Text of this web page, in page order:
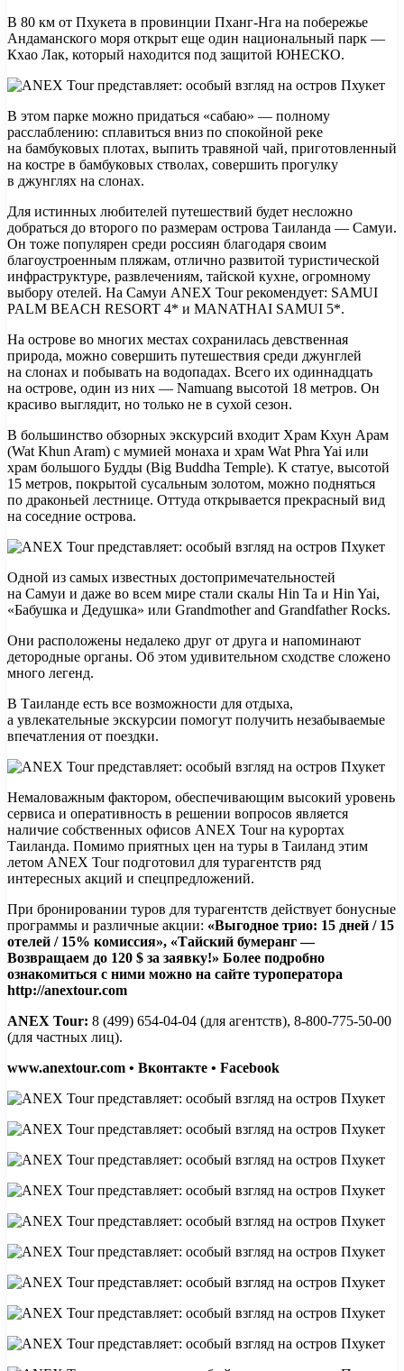
В 80 км от Пхукета в провинции Пханг-Нга на побережье
Андаманского моря открыт еще один национальный парк —
Кхао Лак, который находится под защитой ЮНЕСКО.
В этом парке можно придаться «сабаю» — полному
расслаблению: сплавиться вниз по спокойной реке
на бамбуковых плотах, выпить травяной чай, приготовленный
на костре в бамбуковых стволах, совершить прогулку
в джунглях на слонах.
Для истинных любителей путешествий будет несложно
добраться до второго по размерам острова Таиланда — Самуи.
Он тоже популярен среди россиян благодаря своим
благоустроенным пляжам, отлично развитой туристической
инфраструктуре, развлечениям, тайской кухне, огромному
выбору отелей. На Самуи ANEX Tour рекомендует: SAMUI
PALM BEACH RESORT 4* и MANATHAI SAMUI 5*.
На острове во многих местах сохранилась девственная
природа, можно совершить путешествия среди джунглей
на слонах и побывать на водопадах. Всего их одиннадцать
на острове, один из них — Namuang высотой 18 метров. Он
красиво выглядит, но только не в сухой сезон.
В большинство обзорных экскурсий входит Храм Кхун Арам
(Wat Khun Aram) с мумией монаха и храм Wat Phra Yai или
храм большого Будды (Big Buddha Temple). К статуе, высотой
15 метров, покрытой сусальным золотом, можно подняться
по драконьей лестнице. Оттуда открывается прекрасный вид
на соседние острова.
Одной из самых известных достопримечательностей
на Самуи и даже во всем мире стали скалы Hin Ta и Hin Yai,
«Бабушка и Дедушка» или Grandmother and Grandfather Rocks.
Они расположены недалеко друг от друга и напоминают
детородные органы. Об этом удивительном сходстве сложено
много легенд.
В Таиланде есть все возможности для отдыха,
а увлекательные экскурсии помогут получить незабываемые
впечатления от поездки.
Немаловажным фактором, обеспечивающим высокий уровень
сервиса и оперативность в решении вопросов является
наличие собственных офисов ANEX Tour на курортах
Таиланда. Помимо приятных цен на туры в Таиланд этим
летом ANEX Tour подготовил для турагентств ряд
интересных акций и спецпредложений.
При бронировании туров для турагентств действует бонусные
программы и различные акции: «Выгодное трио: 15 дней / 15
отелей / 15% комиссия», «Тайский бумеранг —
Возвращаем до 120 $ за заявку!» Более подробно
ознакомиться с ними можно на сайте туроператора
http://anextour.com
ANEX Tour: 8 (499) 654-04-04 (для агентств), 8-800-775-50-00
(для частных лиц).
www.anextour.com • Вконтакте • Facebook